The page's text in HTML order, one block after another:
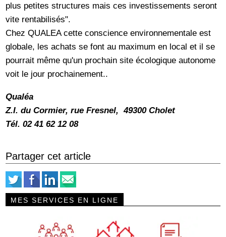
plus petites structures mais ces investissements seront
vite rentabilisés".
Chez QUALEA cette conscience environnementale est
globale, les achats se font au maximum en local et il se
pourrait même qu'un prochain site écologique autonome
voit le jour prochainement..
Qualéa
Z.I. du Cormier, rue Fresnel, 49300 Cholet
Tél. 02 41 62 12 08
Partager cet article
MES SERVICES EN LIGNE